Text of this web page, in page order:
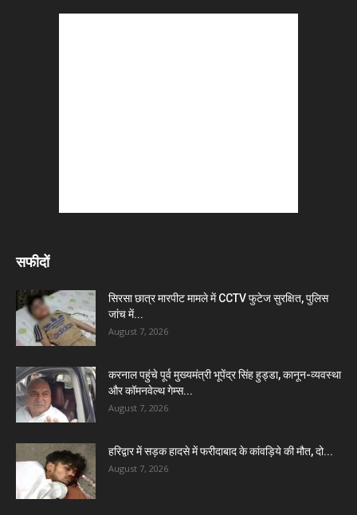
सफीदों
सिरसा छात्र मारपीट मामले में CCTV फुटेज सुरक्षित, पुलिस
जांच में...
August 7, 2026
करनाल पहुंचे पूर्व मुख्यमंत्री भूपेंद्र सिंह हुड्डा, कानून-व्यवस्था
और कॉमनवेल्थ गेम्स...
August 7, 2026
हरिद्वार में सड़क हादसे में फरीदाबाद के कांवड़िये की मौत, दो...
August 7, 2026